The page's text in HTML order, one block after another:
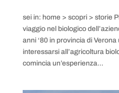
sei in: home > scopri > storie
viaggio nel biologico
anni ‘80 in provincia di
interessarsi all’agricoltura
comincia un’esperienza...